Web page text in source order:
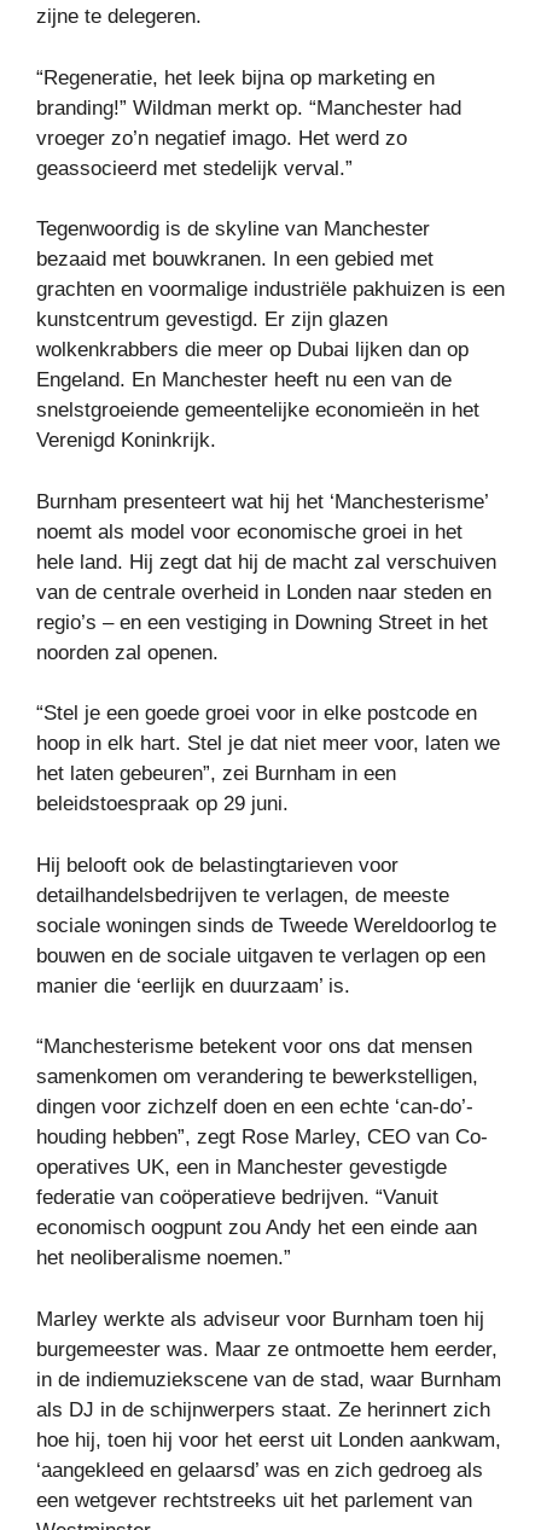
zijne te delegeren.
“Regeneratie, het leek bijna op marketing en
branding!” Wildman merkt op. “Manchester had
vroeger zo’n negatief imago. Het werd zo
geassocieerd met stedelijk verval.”
Tegenwoordig is de skyline van Manchester
bezaaid met bouwkranen. In een gebied met
grachten en voormalige industriële pakhuizen is een
kunstcentrum gevestigd. Er zijn glazen
wolkenkrabbers die meer op Dubai lijken dan op
Engeland. En Manchester heeft nu een van de
snelstgroeiende gemeentelijke economieën in het
Verenigd Koninkrijk.
Burnham presenteert wat hij het ‘Manchesterisme’
noemt als model voor economische groei in het
hele land. Hij zegt dat hij de macht zal verschuiven
van de centrale overheid in Londen naar steden en
regio’s – en een vestiging in Downing Street in het
noorden zal openen.
“Stel je een goede groei voor in elke postcode en
hoop in elk hart. Stel je dat niet meer voor, laten we
het laten gebeuren”, zei Burnham in een
beleidstoespraak op 29 juni.
Hij belooft ook de belastingtarieven voor
detailhandelsbedrijven te verlagen, de meeste
sociale woningen sinds de Tweede Wereldoorlog te
bouwen en de sociale uitgaven te verlagen op een
manier die ‘eerlijk en duurzaam’ is.
“Manchesterisme betekent voor ons dat mensen
samenkomen om verandering te bewerkstelligen,
dingen voor zichzelf doen en een echte ‘can-do’-
houding hebben”, zegt Rose Marley, CEO van Co-
operatives UK, een in Manchester gevestigde
federatie van coöperatieve bedrijven. “Vanuit
economisch oogpunt zou Andy het een einde aan
het neoliberalisme noemen.”
Marley werkte als adviseur voor Burnham toen hij
burgemeester was. Maar ze ontmoette hem eerder,
in de indiemuziekscene van de stad, waar Burnham
als DJ in de schijnwerpers staat. Ze herinnert zich
hoe hij, toen hij voor het eerst uit Londen aankwam,
‘aangekleed en gelaarsd’ was en zich gedroeg als
een wetgever rechtstreeks uit het parlement van